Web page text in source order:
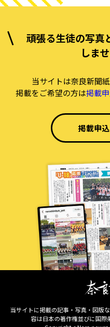
頑張る生徒の写真
しま
当サイトは奈良新聞
掲載をご希望の方は掲載
掲載申
当サイトに掲載の記事・写真・図版
容は日本の著作権並びに国際